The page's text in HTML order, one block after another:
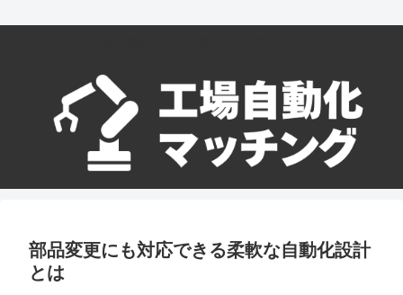
部品変更にも対応できる柔軟な自動化設計
とは